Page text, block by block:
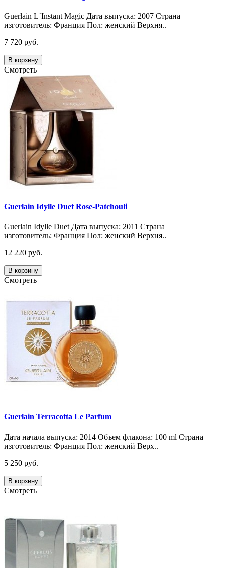
Guerlain L`Instant Magic Дата выпуска: 2007 Страна
изготовитель: Франция Пол: женский Верхня..
7 720 руб.
В корзину
Смотреть
Guerlain Idylle Duet Rose-Patchouli
Guerlain Idylle Duet Дата выпуска: 2011 Страна
изготовитель: Франция Пол: женский Верхня..
12 220 руб.
В корзину
Смотреть
Guerlain Terracotta Le Parfum
Дата начала выпуска: 2014 Объем флакона: 100 ml Страна
изготовитель: Франция Пол: женский Верх..
5 250 руб.
В корзину
Смотреть